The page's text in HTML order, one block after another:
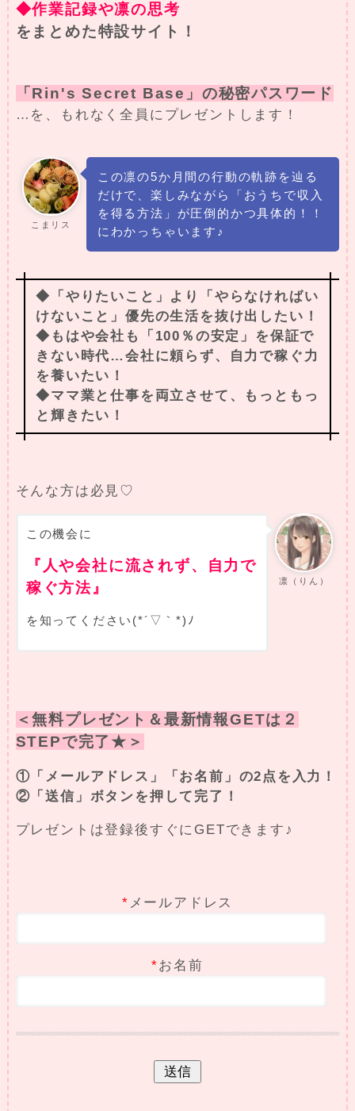
◆作業記録や凛の思考
をまとめた特設サイト！
「Rin's Secret Base」の秘密パスワード
…を、もれなく全員にプレゼントします！
こまリス
この凛の5か月間の行動の軌跡を辿る
だけで、楽しみながら「おうちで収入
を得る方法」が圧倒的かつ具体的！！
にわかっちゃいます♪
◆「やりたいこと」より「やらなければい
けないこと」優先の生活を抜け出したい！
◆もはや会社も「100％の安定」を保証で
きない時代…会社に頼らず、自力で稼ぐ力
を養いたい！
◆ママ業と仕事を両立させて、もっともっ
と輝きたい！
そんな方は必見♡
凛（りん）
この機会に
『人や会社に流されず、自力で
稼ぐ方法』
を知ってください(*´▽｀*)ﾉ
＜無料プレゼント＆最新情報GETは２
STEPで完了★＞
①「メールアドレス」「お名前」の2点を入力！
②「送信」ボタンを押して完了！
プレゼントは登録後すぐにGETできます♪
* メールアドレス
*お名前